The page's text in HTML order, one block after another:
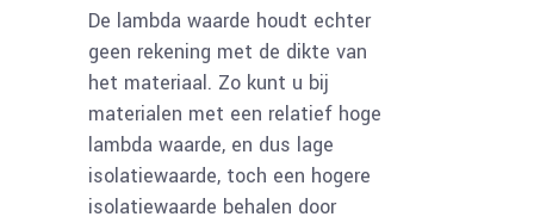
De lambda waarde houdt echter
geen rekening met de dikte van
het materiaal. Zo kunt u bij
materialen met een relatief hoge
lambda waarde, en dus lage
isolatiewaarde, toch een hogere
isolatiewaarde behalen door